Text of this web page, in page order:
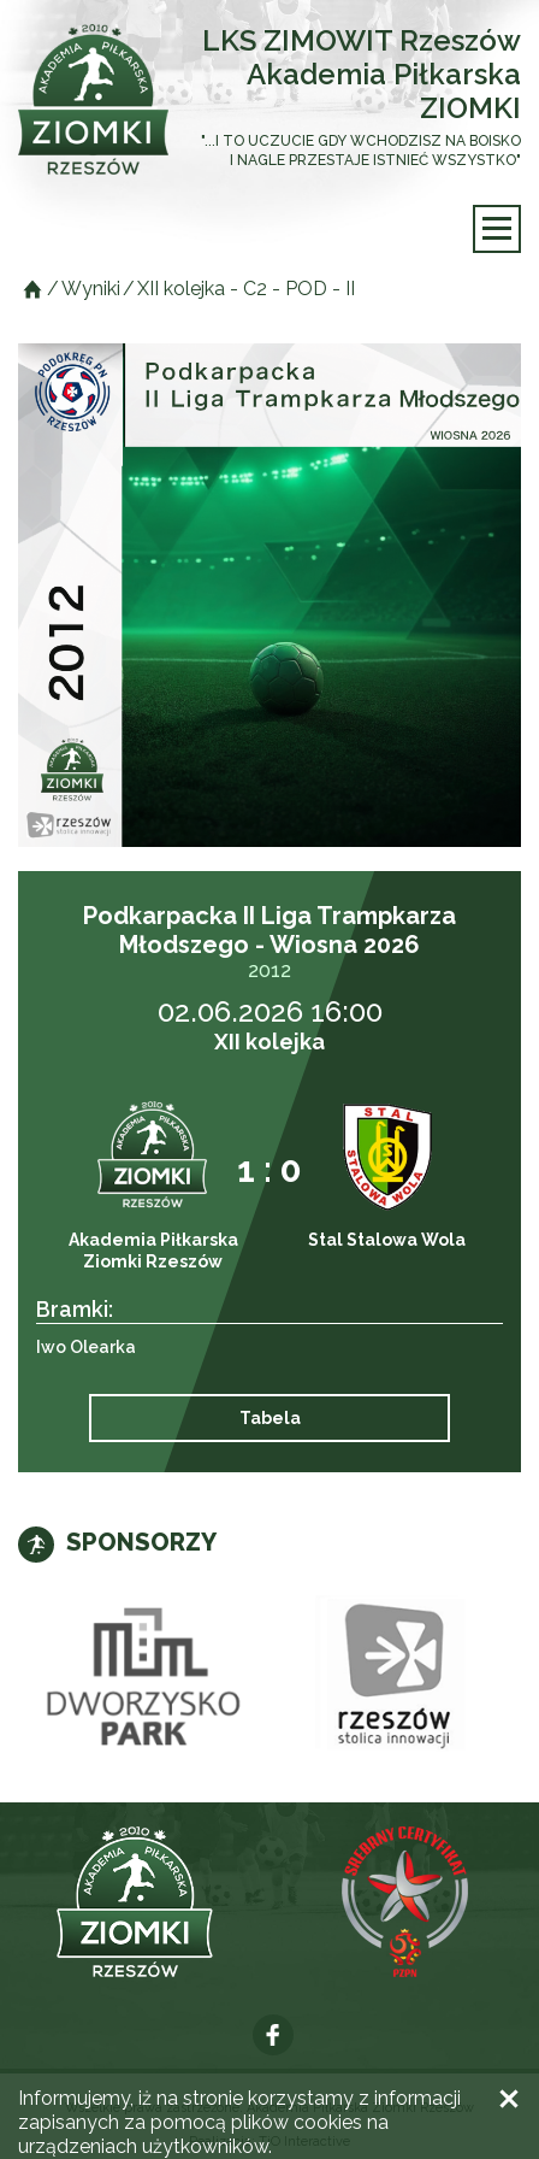
LKS ZIMOWIT Rzeszów
Akademia Piłkarska
ZIOMKI
"...I TO UCZUCIE GDY WCHODZISZ NA BOISKO
I NAGLE PRZESTAJE ISTNIEĆ WSZYSTKO"
/Wyniki /XII kolejka - C2 - POD - II
Podkarpacka II Liga Trampkarza
Młodszego - Wiosna 2026
2012
02.06.2026 16:00
XII kolejka
1 : 0
Akademia Piłkarska
Ziomki Rzeszów
Stal Stalowa Wola
Bramki:
Iwo Olearka
Tabela
SPONSORZY
Wszelkie prawa zastrzeżone. Akademia Piłkarska Ziomki Rzeszów
Realizacja:TiO Interactive
Informujemy, iż na stronie korzystamy z informacji
zapisanych za pomocą plików cookies na
urządzeniach użytkowników.